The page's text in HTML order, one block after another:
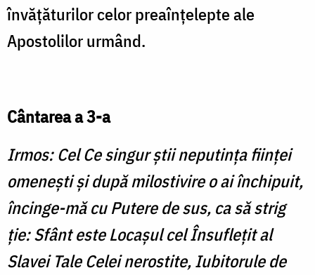
învăţăturilor celor preaînţelepte ale
Apostolilor urmând.
Cântarea a 3-a
Irmos: Cel Ce singur ştii neputinţa fiinţei
omeneşti şi după milostivire o ai închipuit,
încinge-mă cu Putere de sus, ca să strig
ţie: Sfânt este Locaşul cel Însufleţit al
Slavei Tale Celei nerostite, Iubitorule de